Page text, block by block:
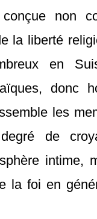
non
la liberté
en
donc
les
de
intime,
la foi en